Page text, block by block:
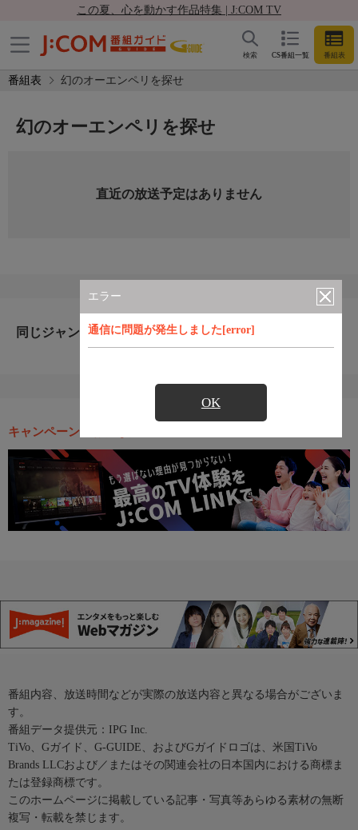
この夏、心を動かす作品特集 | J:COM TV
CS番組一覧 番組表
検索
番組表 幻のオーエンペリを探せ
エラー
通信に問題が発生しました[error]
OK
幻のオーエンペリを探せ
直近の放送予定はありません
同じジャンルのおすすめ番組
キャンペーン・お得な情報
番組内容、放送時間などが実際の放送内容と異なる場合がございま
す。
番組データ提供元：IPG Inc.
TiVo、Gガイド、G-GUIDE、およびGガイドロゴは、米国TiVo
Brands LLCおよび／またはその関連会社の日本国内における商標ま
たは登録商標です。
このホームページに掲載している記事・写真等あらゆる素材の無断
複写・転載を禁じます。